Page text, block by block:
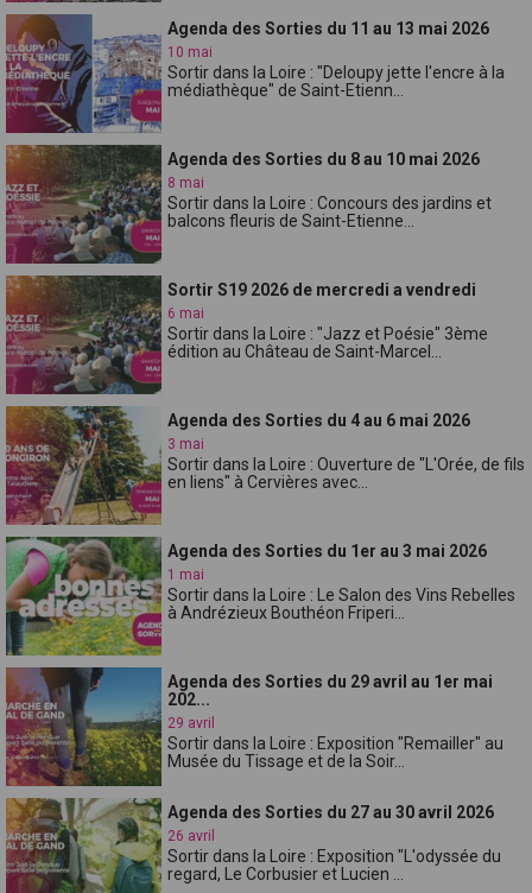
Agenda des Sorties du 11 au 13 mai 2026
10 mai
Sortir dans la Loire : "Deloupy jette l'encre à la
médiathèque" de Saint-Etienn...
Agenda des Sorties du 8 au 10 mai 2026
8 mai
Sortir dans la Loire : Concours des jardins et
balcons fleuris de Saint-Etienne...
Sortir S19 2026 de mercredi a vendredi
6 mai
Sortir dans la Loire : "Jazz et Poésie" 3ème
édition au Château de Saint-Marcel...
Agenda des Sorties du 4 au 6 mai 2026
3 mai
Sortir dans la Loire : Ouverture de "L'Orée, de fils
en liens" à Cervières avec...
Agenda des Sorties du 1er au 3 mai 2026
1 mai
Sortir dans la Loire : Le Salon des Vins Rebelles
à Andrézieux Bouthéon Friperi...
Agenda des Sorties du 29 avril au 1er mai
202...
29 avril
Sortir dans la Loire : Exposition "Remailler" au
Musée du Tissage et de la Soir...
Agenda des Sorties du 27 au 30 avril 2026
26 avril
Sortir dans la Loire : Exposition "L'odyssée du
regard, Le Corbusier et Lucien ...